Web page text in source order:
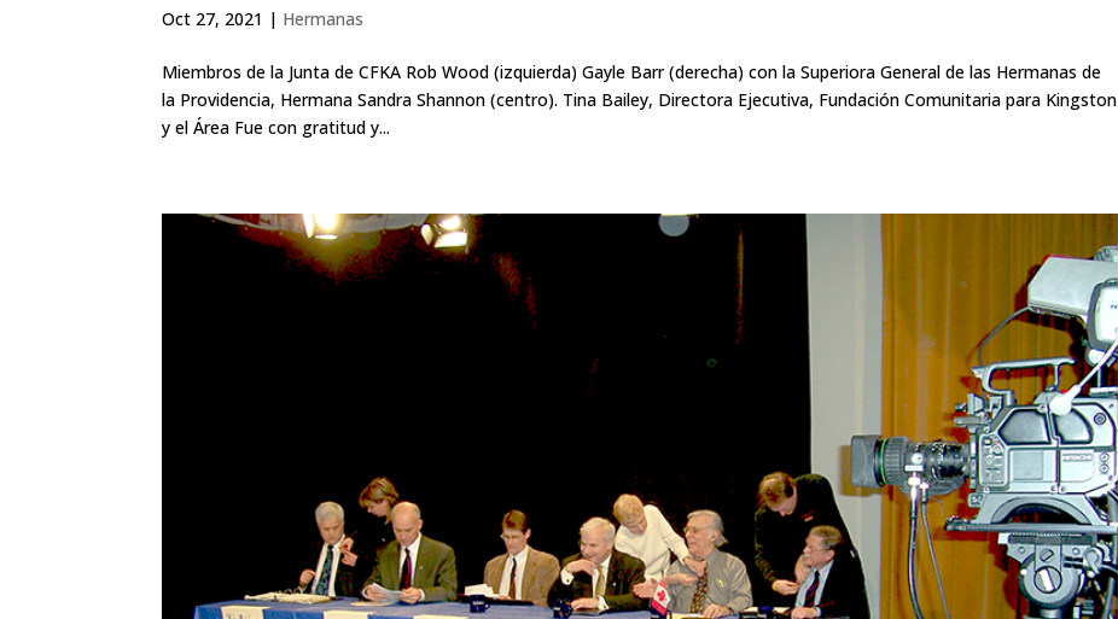
Oct 27, 2021 | Hermanas
Miembros de la Junta de CFKA Rob Wood (izquierda) Gayle Barr (derecha) con la Superiora General de las Hermanas de
la Providencia, Hermana Sandra Shannon (centro). Tina Bailey, Directora Ejecutiva, Fundación Comunitaria para Kingston
y el Área Fue con gratitud y...